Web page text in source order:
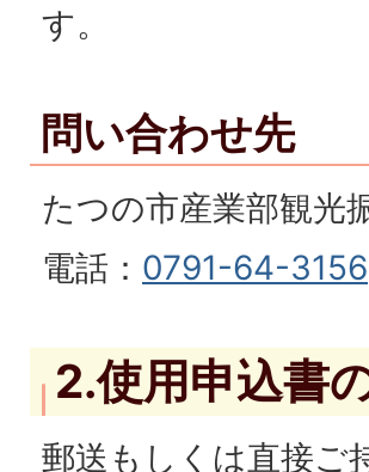
す。
問い合わせ先
たつの市産業部観光
電話： 0791-64-3156
2.使用申込書
郵送もしくは直接ご